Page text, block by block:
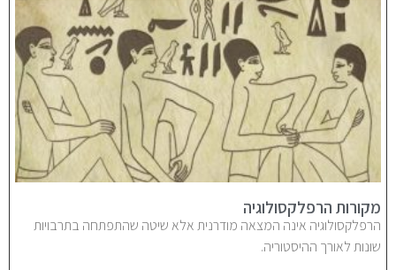
מקורות הרפלקסולוגיה
הרפלקסולוגיה אינה המצאה מודרנית אלא שיטה שהתפתחה בתרבויות
שונות לאורך ההיסטוריה.